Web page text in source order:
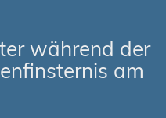
während der
am